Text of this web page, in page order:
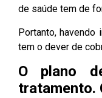
de saúde tem de
Portanto, havendo
tem o dever de
O plano
tratamento.